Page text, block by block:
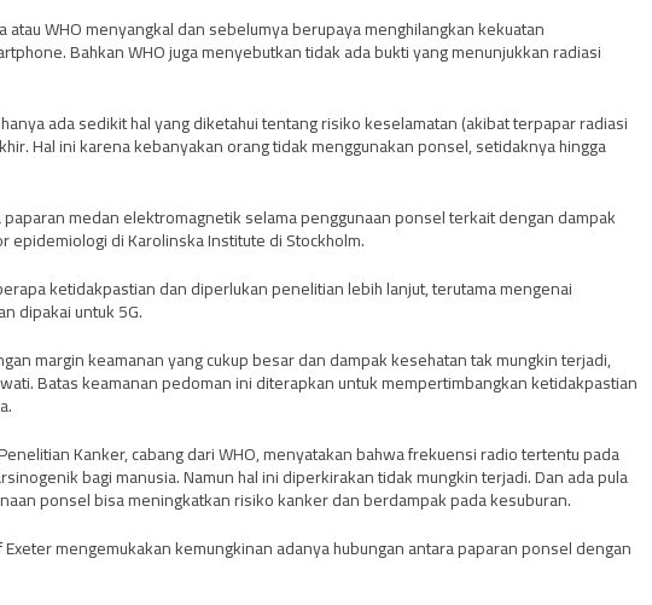
atau WHO menyangkal dan sebelumya berupaya menghilangkan kekuatan
Bahkan WHO juga menyebutkan tidak ada bukti yang menunjukkan radiasi
ada sedikit hal yang diketahui tentang risiko keselamatan (akibat terpapar radiasi
Hal ini karena kebanyakan orang tidak menggunakan ponsel, setidaknya hingga
paparan medan elektromagnetik selama penggunaan ponsel terkait dengan dampak
epidemiologi di Karolinska Institute di Stockholm.
ketidakpastian dan diperlukan penelitian lebih lanjut, terutama mengenai
dipakai untuk 5G.
margin keamanan yang cukup besar dan dampak kesehatan tak mungkin terjadi,
Batas keamanan pedoman ini diterapkan untuk mempertimbangkan ketidakpastian
Kanker, cabang dari WHO, menyatakan bahwa frekuensi radio tertentu pada
bagi manusia. Namun hal ini diperkirakan tidak mungkin terjadi. Dan ada pula
ponsel bisa meningkatkan risiko kanker dan berdampak pada kesuburan.
mengemukakan kemungkinan adanya hubungan antara paparan ponsel dengan